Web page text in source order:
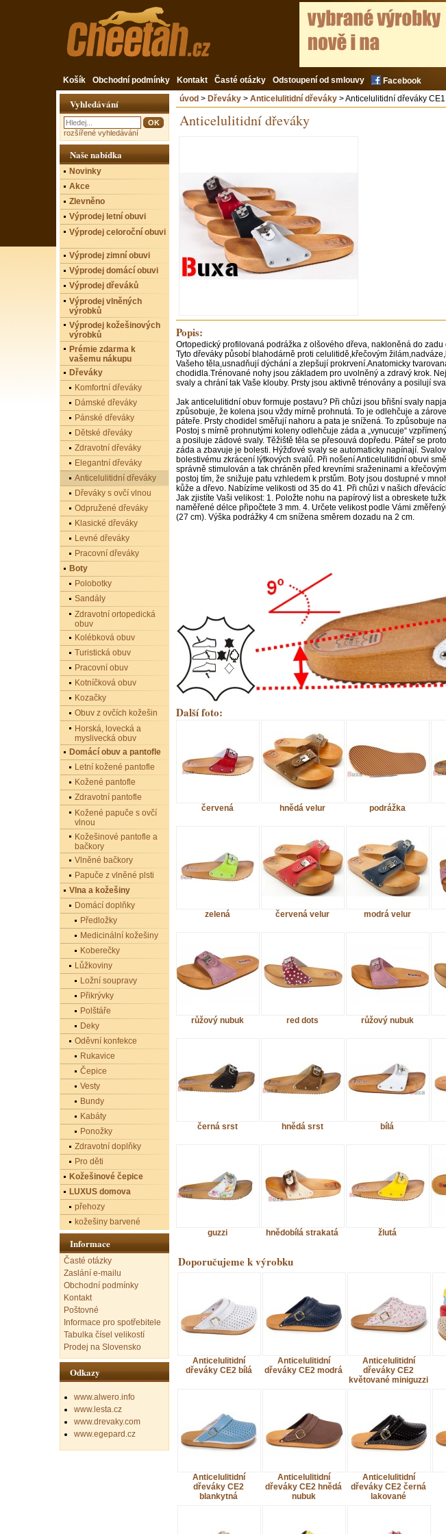
Košík Obchodní podmínky Kontakt Časté otázky Odstoupení od smlouvy Facebook
úvod > Dřeváky > Anticelulitidní dřeváky > Anticelulitidní dřeváky CE1
Anticelulitidní dřeváky
Popis:
Ortopedický profilovaná podrážka z olšového dřeva, nakloněná do
Tyto dřeváky působí blahodárně proti celulitidě,křečovým
Vašeho těla,usnadňují dýchání a zlepšují prokrvení.Anatomicky
chodidla.Trénované nohy jsou základem pro uvolněný a zdravý krok.
svaly a chrání tak Vaše klouby. Prsty jsou aktivně trénovány a posilují
Jak anticelulitidní obuv formuje postavu? Při chůzi jsou břišní svaly
způsobuje, že kolena jsou vždy mírně prohnutá. To je odlehčuje a
páteře. Prsty chodidel směřují nahoru a pata je snížená. To způsobuje
Postoj s mírně prohnutými koleny odlehčuje záda a „vynucuje“
a posiluje zádové svaly. Těžiště těla se přesouvá dopředu. Páteř se
záda a zbavuje je bolesti. Hýžďové svaly se automaticky napínají.
bolestivému zkrácení lýtkových svalů. Při nošení Anticelulitidní obuvi
správně stimulován a tak chráněn před krevními sraženinami a
postoj tím, že snižuje patu vzhledem k prstům. Boty jsou dostupné v
kůže a dřevo. Nabízíme velikosti od 35 do 41. Při chůzi v našich
Jak zjistíte Vaši velikost: 1. Položte nohu na papírový list a obreskete
naměřené délce připočtete 3 mm. 4. Určete velikost podle Vámi
(27 cm). Výška podrážky 4 cm snížena směrem dozadu na 2 cm.
Další foto:
červená hnědá velur podrážka
zelená červená velur modrá velur
růžový nubuk red dots růžový nubuk
černá srst hnědá srst bílá
guzzi hnědobílá strakatá žlutá
Doporučujeme k výrobku
Anticelulitidní
dřeváky CE2 bílá
Anticelulitidní
dřeváky CE2 modrá
Anticelulitidní
dřeváky CE2
květované miniguzzi
Anticelulitidní
dřeváky CE2
blankytná
Anticelulitidní
dřeváky CE2 hnědá
nubuk
Anticelulitidní
dřeváky CE2 černá
lakované
Vyhledávání
rozšířené vyhledávání
Naše nabídka
Novinky
Akce
Zlevněno
Výprodej letní obuvi
Výprodej celoroční obuvi
Výprodej zimní obuvi
Výprodej domácí obuvi
Výprodej dřeváků
Výprodej vlněných
výrobků
Výprodej kožešinových
výrobků
Prémie zdarma k
vašemu nákupu
Dřeváky
Komfortní dřeváky
Dámské dřeváky
Pánské dřeváky
Dětské dřeváky
Zdravotní dřeváky
Elegantní dřeváky
Anticelulitidní dřeváky
Dřeváky s ovčí vlnou
Odpružené dřeváky
Klasické dřeváky
Levné dřeváky
Pracovní dřeváky
Boty
Polobotky
Sandály
Zdravotní ortopedická
obuv
Kolébková obuv
Turistická obuv
Pracovní obuv
Kotníčková obuv
Kozačky
Obuv z ovčích kožešin
Horská, lovecká a
myslivecká obuv
Domácí obuv a pantofle
Letní kožené pantofle
Kožené pantofle
Zdravotní pantofle
Kožené papuče s ovčí
vlnou
Kožešinové pantofle a
bačkory
Vlněné bačkory
Papuče z vlněné plsti
Vlna a kožešiny
Domácí doplňky
Předložky
Medicinální kožešiny
Koberečky
Lůžkoviny
Ložní soupravy
Přikrývky
Polštáře
Deky
Oděvní konfekce
Rukavice
Čepice
Vesty
Bundy
Kabáty
Ponožky
Zdravotní doplňky
Pro děti
Kožešinové čepice
LUXUS domova
přehozy
kožešiny barvené
Informace
Časté otázky
Zaslání e-mailu
Obchodní podmínky
Kontakt
Poštovné
Informace pro spotřebitele
Tabulka čísel velikostí
Prodej na Slovensko
Odkazy
www.alwero.info
www.lesta.cz
www.drevaky.com
www.egepard.cz